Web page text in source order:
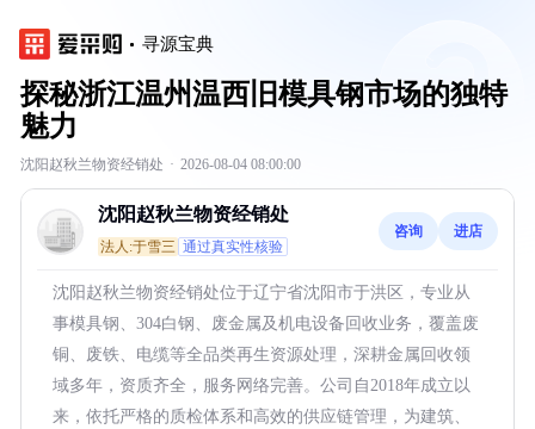
寻源宝典
探秘浙江温州温西旧模具钢市场的独特
魅力
沈阳赵秋兰物资经销处 · 2026-08-04 08:00:00
沈阳赵秋兰物资经销处
法人:于雪三 通过真实性核验
咨询 进店
沈阳赵秋兰物资经销处位于辽宁省沈阳市于洪区，专业从
事模具钢、304白钢、废金属及机电设备回收业务，覆盖废
铜、废铁、电缆等全品类再生资源处理，深耕金属回收领
域多年，资质齐全，服务网络完善。公司自2018年成立以
来，依托严格的质检体系和高效的供应链管理，为建筑、